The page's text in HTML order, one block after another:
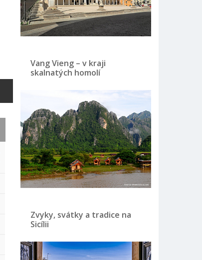
Vang Vieng – v kraji
skalnatých homolí
Zvyky, svátky a tradice na
Sicílii